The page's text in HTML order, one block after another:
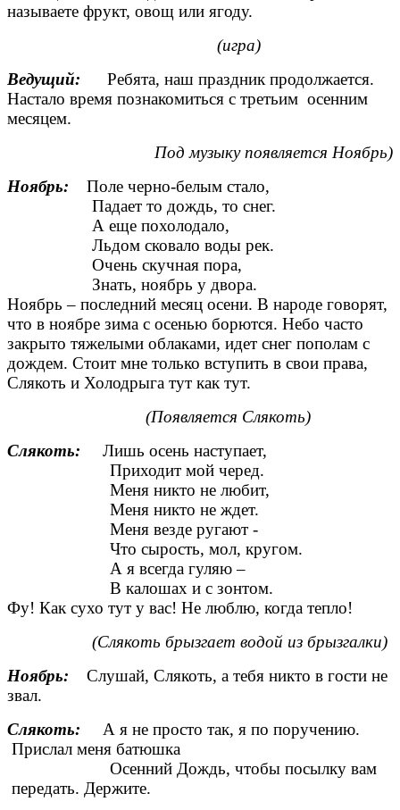
называете фрукт, овощ или ягоду.
(игра)
Ведущий: Ребята, наш праздник продолжается.
Настало время познакомиться с третьим осенним
месяцем.
Под музыку появляется Ноябрь)
Ноябрь: Поле черно-белым стало,
Падает то дождь, то снег.
А еще похолодало,
Льдом сковало воды рек.
Очень скучная пора,
Знать, ноябрь у двора.
Ноябрь – последний месяц осени. В народе говорят,
что в ноябре зима с осенью борются. Небо часто
закрыто тяжелыми облаками, идет снег пополам с
дождем. Стоит мне только вступить в свои права,
Слякоть и Холодрыга тут как тут.
(Появляется Слякоть)
Слякоть: Лишь осень наступает,
Приходит мой черед.
Меня никто не любит,
Меня никто не ждет.
Меня везде ругают -
Что сырость, мол, кругом.
А я всегда гуляю –
В калошах и с зонтом.
Фу! Как сухо тут у вас! Не люблю, когда тепло!
(Слякоть брызгает водой из брызгалки)
Ноябрь: Слушай, Слякоть, а тебя никто в гости не
звал.
Слякоть: А я не просто так, я по поручению.
Прислал меня батюшка
Осенний Дождь, чтобы посылку вам
передать. Держите.